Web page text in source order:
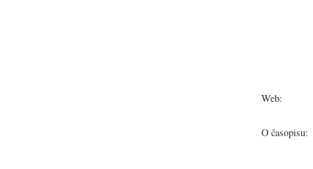
Web:
O časopisu: